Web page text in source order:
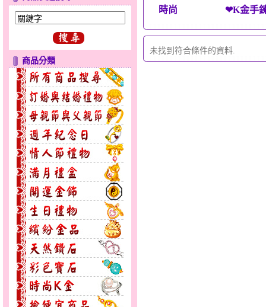
商品分類
時尚 ❤K金手鍊(
未找到符合條件的資料.